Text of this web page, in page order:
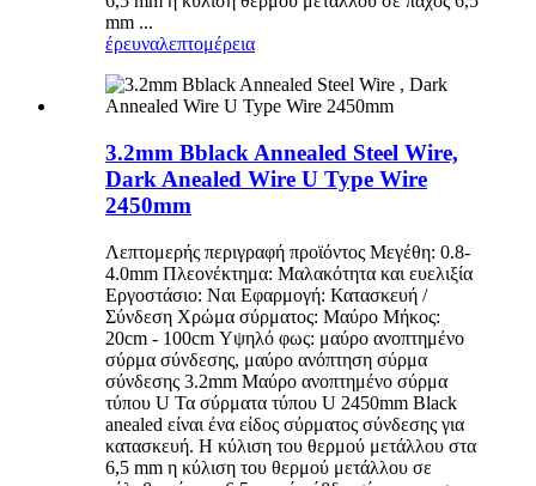
mm ...
έρευναλεπτομέρεια
3.2mm Bblack Annealed Steel Wire,
Dark Anealed Wire U Type Wire
2450mm
Λεπτομερής περιγραφή προϊόντος Μεγέθη: 0.8-
4.0mm Πλεονέκτημα: Μαλακότητα και ευελιξία
Εργοστάσιο: Ναι Εφαρμογή: Κατασκευή /
Σύνδεση Χρώμα σύρματος: Μαύρο Μήκος:
20cm - 100cm Υψηλό φως: μαύρο ανοπτημένο
σύρμα σύνδεσης, μαύρο ανόπτηση σύρμα
σύνδεσης 3.2mm Μαύρο ανοπτημένο σύρμα
τύπου U Τα σύρματα τύπου U 2450mm Black
anealed είναι ένα είδος σύρματος σύνδεσης για
κατασκευή. Η κύλιση του θερμού μετάλλου στα
6,5 mm η κύλιση του θερμού μετάλλου σε